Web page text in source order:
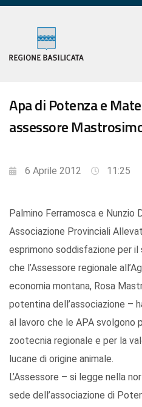
Apa di Potenza e
assessore
6 Aprile 2012 11:25
Palmino Ferramosca e Nunzio
Associazione Provinciali
esprimono soddisfazione per
che l’Assessore regionale
economia montana, Rosa
potentina dell’associazione –
al lavoro che le APA svolgono
zootecnia regionale e per la
lucane di origine animale.
L’Assessore – si legge nella
sede dell’associazione di